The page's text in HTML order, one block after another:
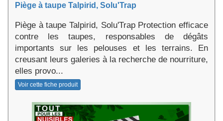
Piège à taupe Talpirid, Solu'Trap
Piège à taupe Talpirid, Solu'Trap Protection efficace
contre les taupes, responsables de dégâts
importants sur les pelouses et les terrains. En
creusant leurs galeries à la recherche de nourriture,
elles provo...
Voir cette fiche produit